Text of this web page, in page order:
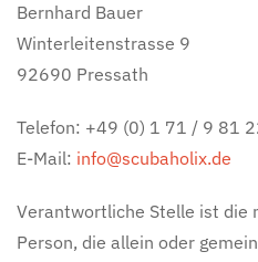
Bernhard Bauer
Winterleitenstrasse 9
92690 Pressath
Telefon: +49 (0) 1 71 / 9 81
E-Mail: info@scubaholix.de
Verantwortliche Stelle ist die
Person, die allein oder